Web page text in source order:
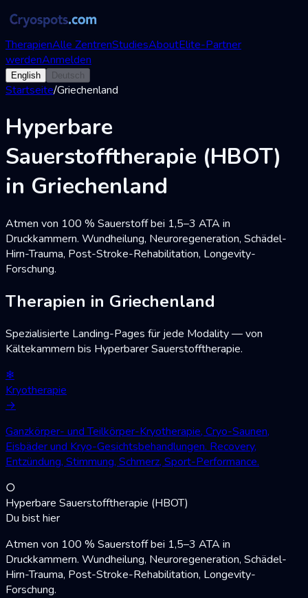
TherapienAlle ZentrenStudiesAboutElite-Partner
werdenAnmelden
English Deutsch
Startseite/Griechenland
Hyperbare
Sauerstofftherapie (HBOT)
in Griechenland
Atmen von 100 % Sauerstoff bei 1,5–3 ATA in
Druckkammern. Wundheilung, Neuroregeneration, Schädel-
Hirn-Trauma, Post-Stroke-Rehabilitation, Longevity-
Forschung.
Therapien in Griechenland
Spezialisierte Landing-Pages für jede Modality — von
Kältekammern bis Hyperbarer Sauerstofftherapie.
❄
Kryotherapie
→
Ganzkörper- und Teilkörper-Kryotherapie, Cryo-Saunen,
Eisbäder und Kryo-Gesichtsbehandlungen. Recovery,
Entzündung, Stimmung, Schmerz, Sport-Performance.
○
Hyperbare Sauerstofftherapie (HBOT)
Du bist hier
Atmen von 100 % Sauerstoff bei 1,5–3 ATA in
Druckkammern. Wundheilung, Neuroregeneration, Schädel-
Hirn-Trauma, Post-Stroke-Rehabilitation, Longevity-
Forschung.